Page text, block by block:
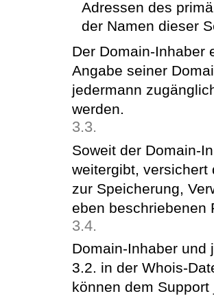
Adressen des
der Namen dieser
Der Domain-Inhaber
Angabe seiner
jedermann
werden.
3.3.
Soweit der Domain-
weitergibt, versichert
zur Speicherung,
eben beschriebenen
3.4.
Domain-Inhaber und
3.2. in der Whois-
können dem